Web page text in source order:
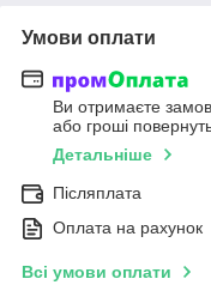
Умови оплати
Ви отримаєте
або гроші
Детальніше
Післяплата
Оплата на рахунок
Всі умови оплати